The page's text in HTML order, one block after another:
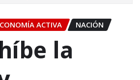
ACTIVA NACIÓN
la